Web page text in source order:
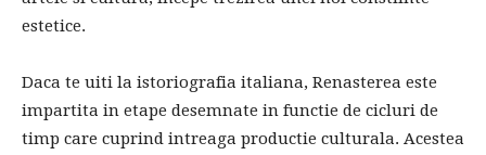
estetice.
Daca te uiti la istoriografia italiana, Renasterea este
impartita in etape desemnate in functie de cicluri de
timp care cuprind intreaga productie culturala. Acestea